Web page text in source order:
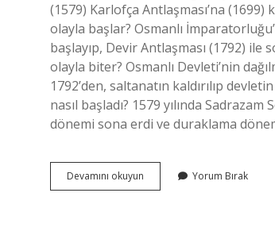
(1579) Karlofça Antlaşması’na
olayla başlar? Osmanlı
başlayıp, Devir Antlaşması (1792)
olayla biter? Osmanlı Devleti’nin
1792’den, saltanatın kaldırılıp
nasıl başladı? 1579 yılında
dönemi sona erdi ve duraklama
Devamını okuyun Duraklama
Dönemi
Yorum Bırak